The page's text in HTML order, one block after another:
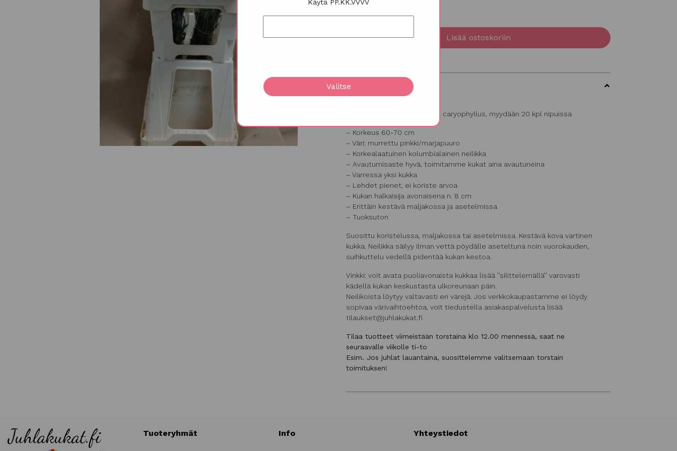
Käytä PP.KK.VVVV
Valitse
Lisää ostoskoriin
Neilikka ’Lege pink’, Dianthus caryophyllus, myydään 20 kpl nipuissa
– Korkeus 60-70 cm
– Väri: murrettu pinkki/marjapuuro
– Korkealaatuinen kolumbialainen neilikka
– Avautumisaste hyvä, toimitamme kukat aina avautuneina
– Varressa yksi kukka
– Lehdet pienet, ei koriste arvoa
– Kukan halkaisija avonaisena n. 8 cm
– Erittäin kestävä maljakossa ja asetelmissa
– Tuoksuton
Suosittu koristelussa, maljakossa tai asetelmissa. Kestävä kova vartinen
kukka. Neilikka säilyy ilman vettä pöydälle aseteltuna noin vuorokauden,
suihkuttelu vedellä pidentää kukan kestoa.
Vinkki: voit avata puoliavonaista kukkaa lisää ’’silittelemällä’’ varovasti
kädellä kukan keskustasta ulkoreunaan päin.
Neilikoista löytyy valtavasti eri värejä. Jos verkkokaupastamme ei löydy
sopivaa värivaihtoehtoa, voit tiedustella asiakaspalvelusta lisää
tilaukset@juhlakukat.fi
Tilaa tuotteet viimeistään torstaina klo 12.00 mennessä, saat ne
seuraavalle viikolle ti-to
Esim. Jos juhlat lauantaina, suosittelemme valitsemaan torstain
toimituksen!
Tuoteryhmät Info Yhteystiedot